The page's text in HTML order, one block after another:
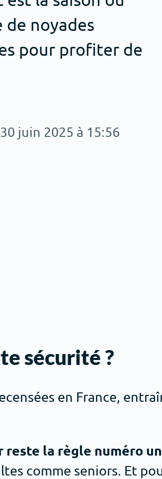
de noyades
pour profiter de
juin 2025 à 15:56
sécurité ?
en France,
reste la règle numéro
comme seniors. Et